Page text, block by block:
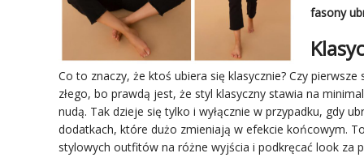
fasony
Co to znaczy, że ktoś ubiera się klasycznie? Czy
złego, bo prawdą jest, że styl klasyczny stawia na
nudą. Tak dzieje się tylko i wyłącznie w przypadku, gdy
dodatkach, które dużo zmieniają w efekcie końcowym.
stylowych outfitów na różne wyjścia i podkręcać look